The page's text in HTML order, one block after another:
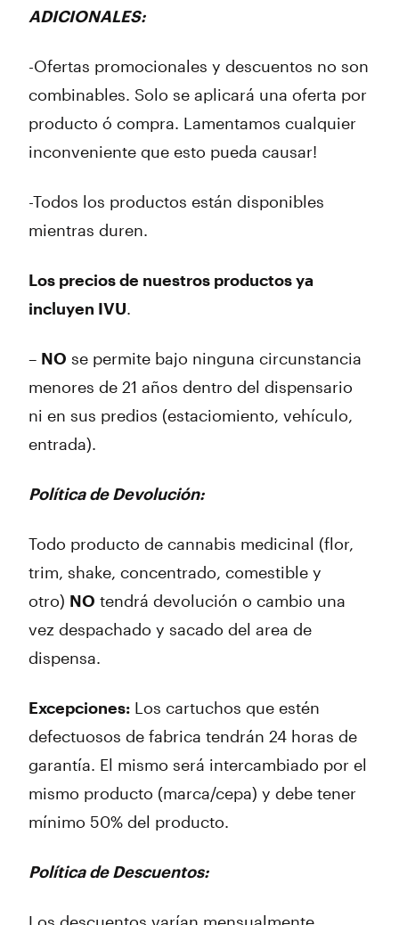
ADICIONALES:
-Ofertas promocionales y descuentos no son
combinables. Solo se aplicará una oferta por
producto ó compra. Lamentamos cualquier
inconveniente que esto pueda causar!
-Todos los productos están disponibles
mientras duren.
Los precios de nuestros productos ya
incluyen IVU.
– NO se permite bajo ninguna circunstancia
menores de 21 años dentro del dispensario
ni en sus predios (estaciomiento, vehículo,
entrada).
Política de Devolución:
Todo producto de cannabis medicinal (flor,
trim, shake, concentrado, comestible y
otro) NO tendrá devolución o cambio una
vez despachado y sacado del area de
dispensa.
Excepciones: Los cartuchos que estén
defectuosos de fabrica tendrán 24 horas de
garantía. El mismo será intercambiado por el
mismo producto (marca/cepa) y debe tener
mínimo 50% del producto.
Política de Descuentos: